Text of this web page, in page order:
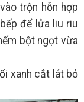
trộn hỗn hợp
để lửa liu riu
bột ngọt vừa
xanh cắt lát bỏ